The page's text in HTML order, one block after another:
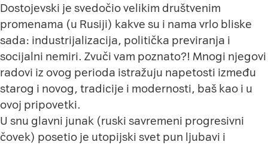
Dostojevski je svedočio velikim društvenim
promenama (u Rusiji) kakve su i nama vrlo bliske
sada: industrijalizacija, politička previranja i
socijalni nemiri. Zvuči vam poznato?! Mnogi njegovi
radovi iz ovog perioda istražuju napetosti između
starog i novog, tradicije i modernosti, baš kao i u
ovoj pripovetki.
U snu glavni junak (ruski savremeni progresivni
čovek) posetio je utopijski svet pun ljubavi i